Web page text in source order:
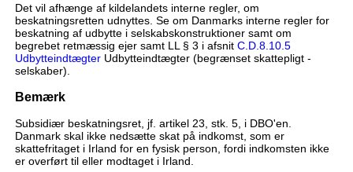
Det vil afhænge af kildelandets interne regler, om
beskatningsretten udnyttes. Se om Danmarks interne regler for
beskatning af udbytte i selskabskonstruktioner samt om
begrebet retmæssig ejer samt LL § 3 i afsnit C.D.8.10.5
UdbytteindtægterUdbytteindtægter (begrænset skattepligt -
selskaber).
Bemærk
Subsidiær beskatningsret, jf. artikel 23, stk. 5, i DBO'en.
Danmark skal ikke nedsætte skat på indkomst, som er
skattefritaget i Irland for en fysisk person, fordi indkomsten ikke
er overført til eller modtaget i Irland.